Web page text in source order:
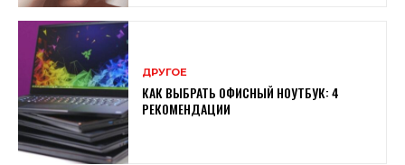
ДРУГОЕ
КАК ВЫБРАТЬ ОФИСНЫЙ НОУТБУК: 4
РЕКОМЕНДАЦИИ